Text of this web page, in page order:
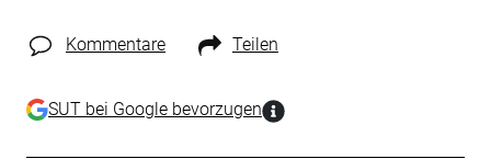
Kommentare Teilen
SUT bei Google bevorzugen